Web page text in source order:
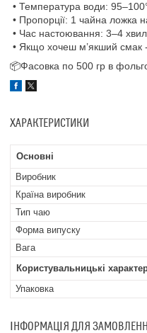
• Температура води:
• Пропорції: 1 чайна ложка
• Час настоювання: 3–4
• Якщо хочеш м’якший смак
📦Фасовка по 500 гр в
ХАРАКТЕРИСТИКИ
Основні
Виробник
Країна виробник
Тип чаю
Форма випуску
Вага
Користувальницькі
Упаковка
ІНФОРМАЦІЯ ДЛЯ